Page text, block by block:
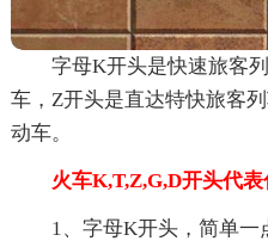
字母K开头是快速旅客
车，Z开头是直达特快旅客
动车。
火车K,T,Z,G,D开头代表
1、字母K开头，简单